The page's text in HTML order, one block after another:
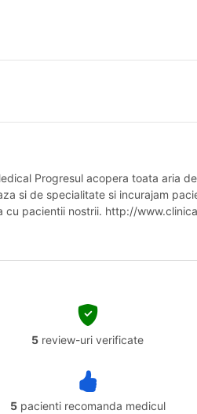
Progresul acopera toata aria
si de specialitate si incurajam
cu pacientii nostrii. http://
5 review-uri verificate
5pacienti recomanda medicul